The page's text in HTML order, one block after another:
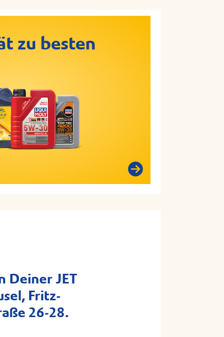
zu besten
Deiner JET
Fritz-
26-28.